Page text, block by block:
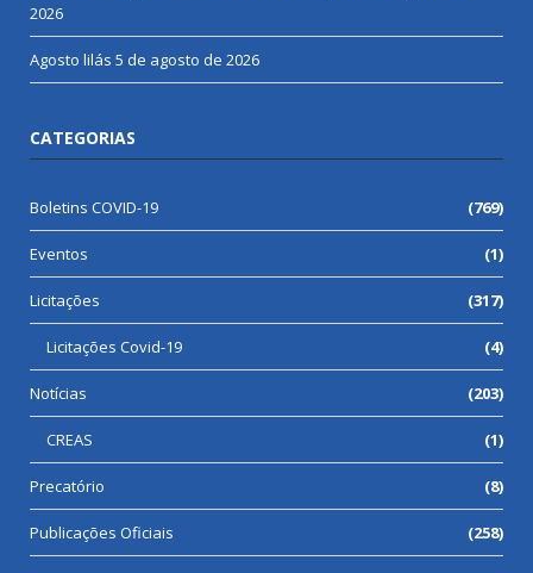
2026
Agosto lilás 5 de agosto de 2026
CATEGORIAS
Boletins COVID-19 (769)
Eventos (1)
Licitações (317)
Licitações Covid-19 (4)
Notícias (203)
CREAS (1)
Precatório (8)
Publicações Oficiais (258)